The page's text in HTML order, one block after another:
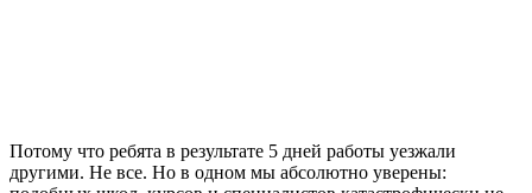
Потому что ребята в результате 5 дней работы уезжали
другими. Не все. Но в одном мы абсолютно уверены: